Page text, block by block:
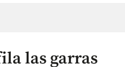
las garras